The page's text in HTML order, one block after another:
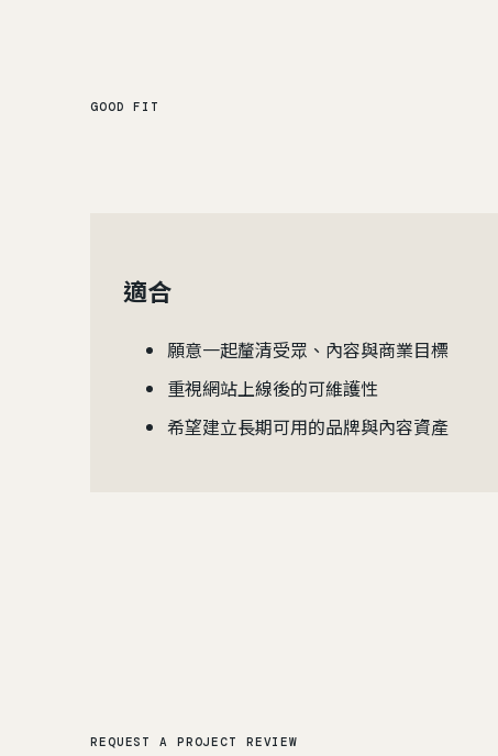
GOOD FIT
適合
願意一起釐清受眾、內容與商業目標
重視網站上線後的可維護性
希望建立長期可用的品牌與內容資產
REQUEST A PROJECT REVIEW